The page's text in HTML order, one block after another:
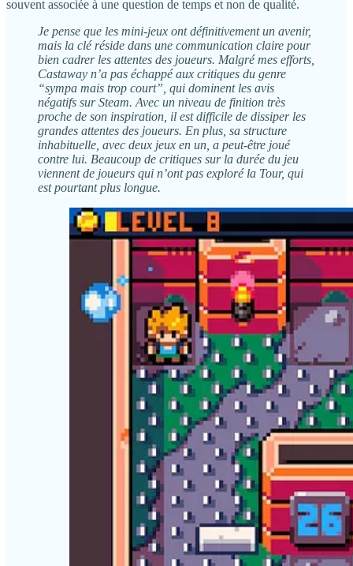
souvent associée à une question de temps et non de qualité.
Je pense que les mini-jeux ont définitivement un avenir,
mais la clé réside dans une communication claire pour
bien cadrer les attentes des joueurs. Malgré mes efforts,
Castaway n’a pas échappé aux critiques du genre
“sympa mais trop court”, qui dominent les avis
négatifs sur Steam. Avec un niveau de finition très
proche de son inspiration, il est difficile de dissiper les
grandes attentes des joueurs. En plus, sa structure
inhabituelle, avec deux jeux en un, a peut-être joué
contre lui. Beaucoup de critiques sur la durée du jeu
viennent de joueurs qui n’ont pas exploré la Tour, qui
est pourtant plus longue.